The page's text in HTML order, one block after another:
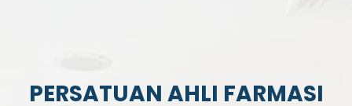
PERSATUAN AHLI FARMASI